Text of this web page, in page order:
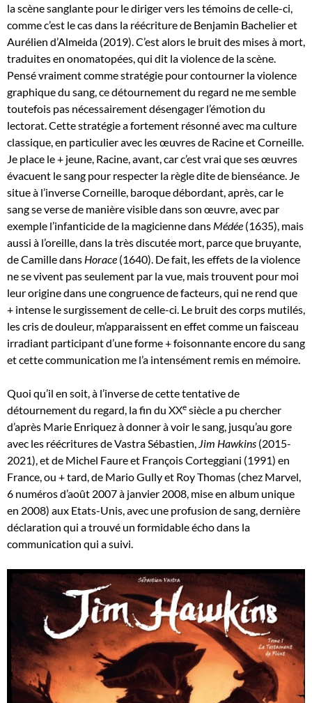
la scène sanglante pour le diriger vers les témoins de celle-ci,
comme c’est le cas dans la réécriture de Benjamin Bachelier et
Aurélien d’Almeida (2019). C’est alors le bruit des mises à mort,
traduites en onomatopées, qui dit la violence de la scène.
Pensé vraiment comme stratégie pour contourner la violence
graphique du sang, ce détournement du regard ne me semble
toutefois pas nécessairement désengager l’émotion du
lectorat. Cette stratégie a fortement résonné avec ma culture
classique, en particulier avec les œuvres de Racine et Corneille.
Je place le + jeune, Racine, avant, car c’est vrai que ses œuvres
évacuent le sang pour respecter la règle dite de bienséance. Je
situe à l’inverse Corneille, baroque débordant, après, car le
sang se verse de manière visible dans son œuvre, avec par
exemple l’infanticide de la magicienne dans Médée (1635), mais
aussi à l’oreille, dans la très discutée mort, parce que bruyante,
de Camille dans Horace (1640). De fait, les effets de la violence
ne se vivent pas seulement par la vue, mais trouvent pour moi
leur origine dans une congruence de facteurs, qui ne rend que
+ intense le surgissement de celle-ci. Le bruit des corps mutilés,
les cris de douleur, m’apparaissent en effet comme un faisceau
irradiant participant d’une forme + foisonnante encore du sang
et cette communication me l’a intensément remis en mémoire.
Quoi qu’il en soit, à l’inverse de cette tentative de
détournement du regard, la fin du XXe siècle a pu chercher
d’après Marie Enriquez à donner à voir le sang, jusqu’au gore
avec les réécritures de Vastra Sébastien, Jim Hawkins (2015-
2021), et de Michel Faure et François Corteggiani (1991) en
France, ou + tard, de Mario Gully et Roy Thomas (chez Marvel,
6 numéros d’août 2007 à janvier 2008, mise en album unique
en 2008) aux Etats-Unis, avec une profusion de sang, dernière
déclaration qui a trouvé un formidable écho dans la
communication qui a suivi.